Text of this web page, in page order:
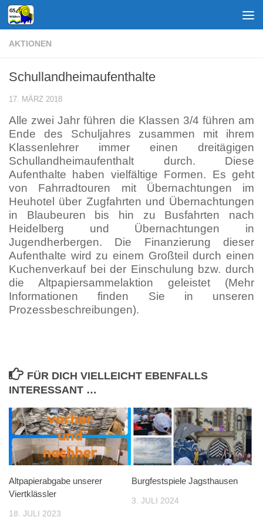
Zum Inhalt springen
AKTIONEN
Schullandheimaufenthalte
17. MÄRZ 2018
Alle zwei Jahr führen die Klassen 3/4 führen am
Ende des Schuljahres zusammen mit ihrem
Klassenlehrer immer einen dreitägigen
Schullandheimaufenthalt durch. Diese
Aufenthalte haben vielfältige Formen. Es geht
von Fahrradtouren mit Übernachtungen im
Heuhotel über Zugfahrten und Übernachtungen
in Blaubeuren bis hin zu Busfahrten nach
Heidelberg und Übernachtungen in
Jugendherbergen. Die Finanzierung dieser
Aufenthalte wird zu einem Großteil durch einen
Kuchenverkauf bei der Einschulung bzw. durch
die Altpapiersammelaktion geleistet (Mehr
Informationen finden Sie in unseren
Prozessbeschreibungen).
FÜR DICH VIELLEICHT EBENFALLS
INTERESSANT …
Altpapierabgabe unserer
Viertklässler
18. JULI 2023
Burgfestspiele Jagsthausen
3. JULI 2024